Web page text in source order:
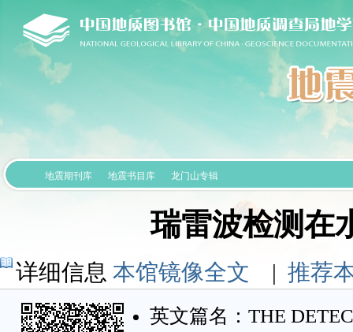
地震期刊库 地震书目库 龙门山专辑
瑞雷波检测在
详细信息 本馆镜像全文 | 推荐
英文篇名：THE